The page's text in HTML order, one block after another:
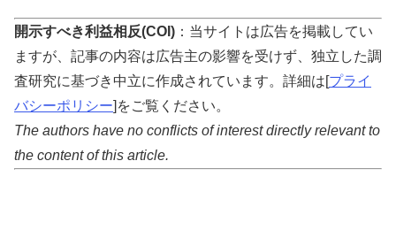
開示すべき利益相反(COI) ：当サイトは広告を掲載してい
ますが、記事の内容は広告主の影響を受けず、独立した調
査研究に基づき中立に作成されています。詳細は[プライ
バシーポリシー]をご覧ください。
The authors have no conflicts of interest directly relevant to
the content of this article.